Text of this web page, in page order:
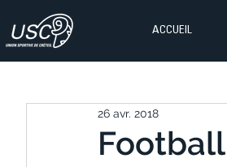
ACCUEIL
26 avr. 2018